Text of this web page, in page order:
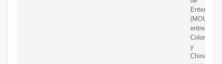
(MOU)
entre
Colombia
y
China,